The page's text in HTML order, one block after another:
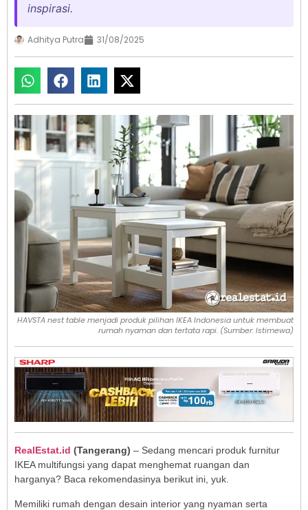
inspirasi.
Adhitya Putra 31/08/2025
HAVSTA nest table menjadi produk pilihan IKEA Indonesia untuk membuat
rumah nyaman dan tertata rapi. (Sumber: Istimewa)
RealEstat.id (Tangerang) – Sedang mencari produk furnitur
IKEA multifungsi yang dapat menghemat ruangan dan
harganya? Baca rekomendasinya berikut ini, yuk.
Memiliki rumah dengan desain interior yang nyaman serta